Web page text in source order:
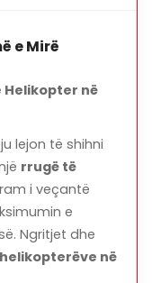
në6 pasagjerë
me
për ta parë qytetin
e Mirë
Helikopter në
ju lejon të shihni
rrugë të
i veçantë
e
Ngritjet dhe
në